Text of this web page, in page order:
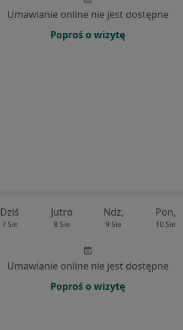
Umawianie online nie jest dostępne
Poproś o wizytę
Dziś
7 Sie
Jutro
8 Sie
Ndz,
9 Sie
Pon,
10 Sie
Umawianie online nie jest dostępne
Poproś o wizytę